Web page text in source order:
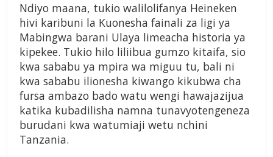
Ndiyo maana, tukio walilolifanya Heineken
hivi karibuni la Kuonesha fainali za ligi ya
Mabingwa barani Ulaya limeacha historia ya
kipekee. Tukio hilo liliibua gumzo kitaifa, sio
kwa sababu ya mpira wa miguu tu, bali ni
kwa sababu ilionesha kiwango kikubwa cha
fursa ambazo bado watu wengi hawajazijua
katika kubadilisha namna tunavyotengeneza
burudani kwa watumiaji wetu nchini
Tanzania.